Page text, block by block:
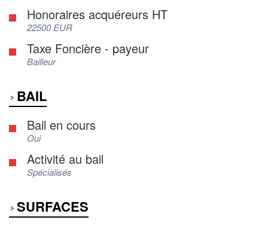
Honoraires acquéreurs HT
22500 EUR
Taxe Foncière - payeur
Bailleur
BAIL
Bail en cours
Oui
Activité au bail
Spécialisés
SURFACES